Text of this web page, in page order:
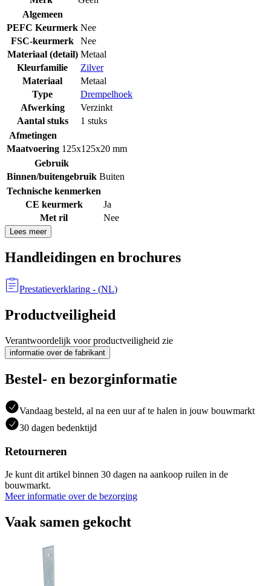
Algemeen
PEFC Keurmerk Nee
FSC-keurmerk
Nee
Materiaal (detail) Metaal
Kleurfamilie
Zilver
Materiaal
Metaal
Type
Drempelhoek
Afwerking
Verzinkt
Aantal stuks
1 stuks
Afmetingen
Maatvoering 125x125x20 mm
Gebruik
Binnen/buitengebruik Buiten
Technische kenmerken
CE keurmerk
Ja
Met ril
Nee
Lees meer
Handleidingen en brochures
Prestatieverklaring - (NL)
Productveiligheid
Verantwoordelijk voor productveiligheid zie
informatie over de fabrikant
Bestel- en bezorginformatie
Vandaag besteld, al na een uur af te halen in jouw bouwmarkt
30 dagen bedenktijd
Retourneren
Je kunt dit artikel binnen 30 dagen na aankoop ruilen in de
bouwmarkt.
Meer informatie over de bezorging
Vaak samen gekocht